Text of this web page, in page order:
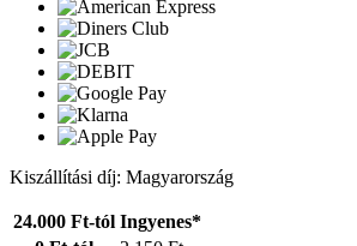
Kiszállítási díj: Magyarország
24.000 Ft-tól Ingyenes*